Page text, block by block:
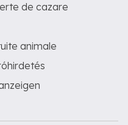
de cazare
animale